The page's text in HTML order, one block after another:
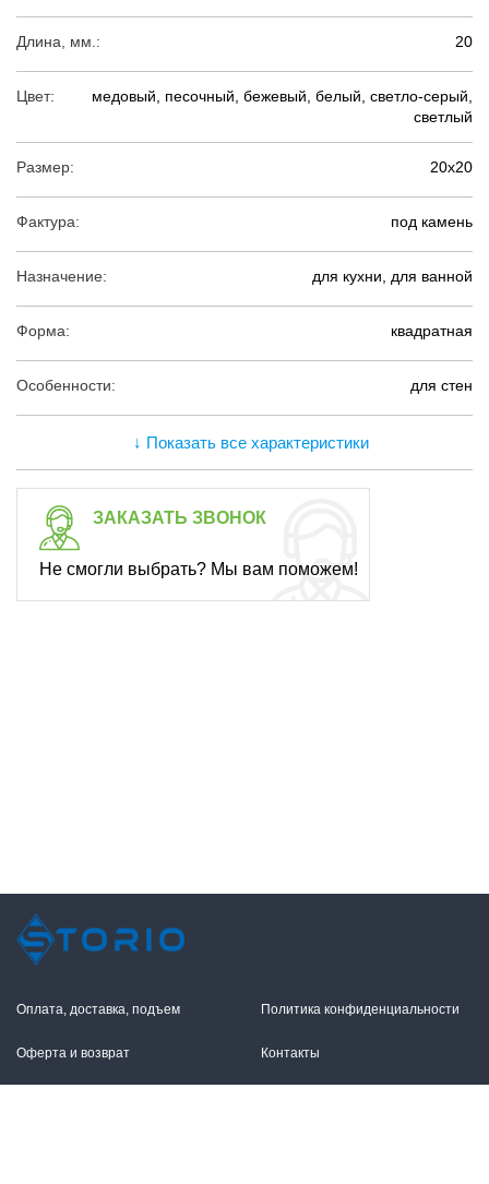
Длина, мм.: 20
Цвет:
медовый, песочный, бежевый, белый, светло-серый,
светлый
Размер: 20х20
Фактура: под камень
Назначение: для кухни, для ванной
Форма: квадратная
Особенности: для стен
↓ Показать все характеристики
ЗАКАЗАТЬ ЗВОНОК
Не смогли выбрать? Мы вам поможем!
Оплата, доставка, подъем
Оферта и возврат
Политика конфиденциальности
Контакты